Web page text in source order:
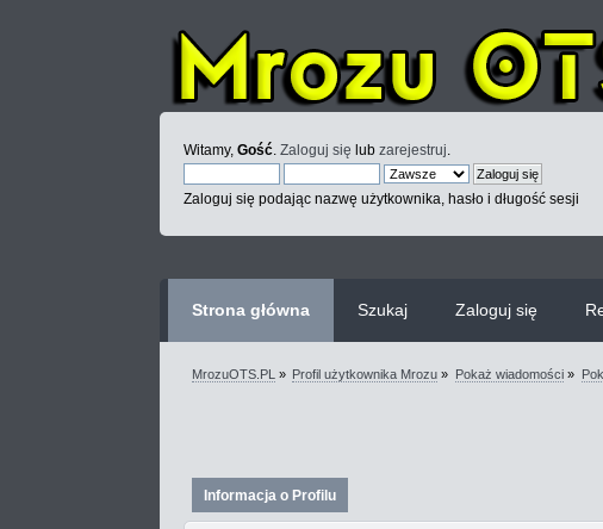
Witamy,Gość .Zaloguj się lubzarejestruj
Zaloguj się podając nazwę użytkownika, hasło i długość sesji
Strona główna Szukaj Zaloguj się
MrozuOTS.PL » Profil użytkownika Mrozu » Pokaż wiadomości »
Informacja o Profilu